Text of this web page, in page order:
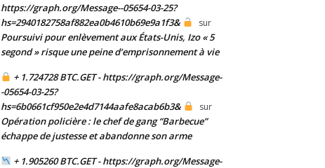
https://graph.org/Message--05654-03-25?
hs=2940182758af882ea0b4610b69e9a1f3&
sur
Poursuivi pour enlèvement aux États-Unis, Izo « 5
segond » risque une peine d’emprisonnement à vie
+ 1.724728 BTC.GET - https://graph.org/Message-
-05654-03-25?
hs=6b0661cf950e2e4d7144aafe8acab6b3&
sur
Opération policière : le chef de gang “Barbecue”
échappe de justesse et abandonne son arme
+ 1.905260 BTC.GET - https://graph.org/Message-